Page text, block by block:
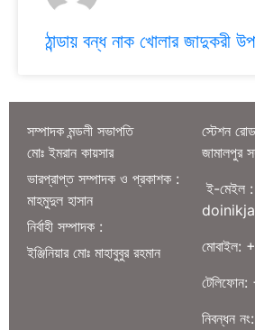
ঠান্ডায় বন্ধ নাক খোলার জাদুকরী
সম্পাদক মন্ডলী সভাপতি
মোঃ ইমরান কায়সার
ভারপ্রাপ্ত সম্পাদক ও প্রকাশক :
মাহমুদুল হাসান
নির্বাহী সম্পাদক :
ইঞ্জিনিয়ার মোঃ মাহাবুবুর রহমান
স্টেশন
জামালপুর
ই-মেইল :
নিবন্ধন